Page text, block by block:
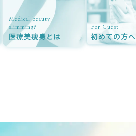
Medical beauty
slimming?
医療美痩身とは
For Guest
初めての方へ